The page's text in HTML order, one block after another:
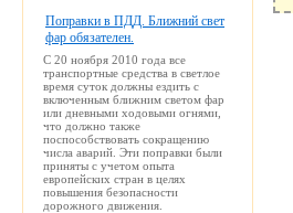
Поправки в ПДД. Ближний свет
фар обязателен.
С 20 ноября 2010 года все
транспортные средства в светлое
время суток должны ездить с
включенным ближним светом фар
или дневными ходовыми огнями,
что должно также
поспособствовать сокращению
числа аварий. Эти поправки были
приняты с учетом опыта
европейских стран в целях
повышения безопасности
дорожного движения.